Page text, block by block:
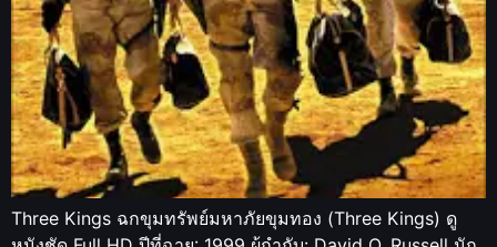
Three Kings ฉกขุมทรัพย์มหาภัยขุมทอง (Three Kings) ดู